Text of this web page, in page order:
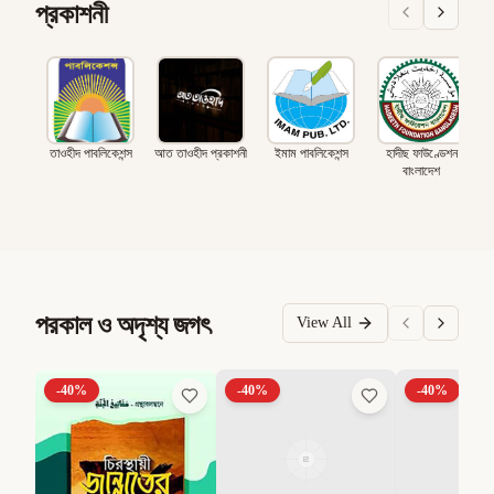
প্রকাশনী
তাওহীদ পাবলিকেশন্স আত তাওহীদ প্রকাশনী ইমাম পাবলিকেশন্স
হাদীছ ফাউণ্ডেশন
বাংলাদেশ
পরকাল ও অদৃশ্য জগৎ View All
-40% -40% -40%